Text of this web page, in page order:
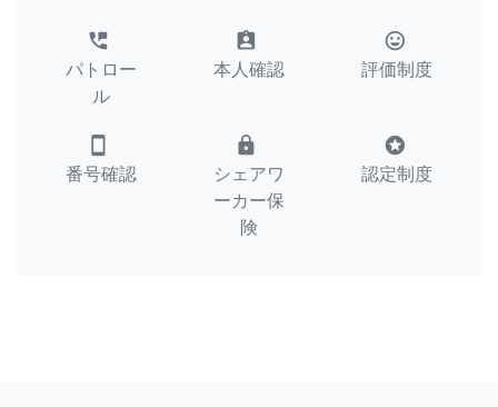
perm_phone_msg
パトロー
ル
assignment_ind
本人確認
tag_faces
評価制度
smartphone
番号確認
lock
シェアワ
ーカー保
険
stars
認定制度